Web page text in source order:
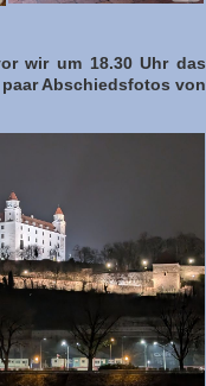
wir um 18.30 Uhr das
Abschiedsfotos von